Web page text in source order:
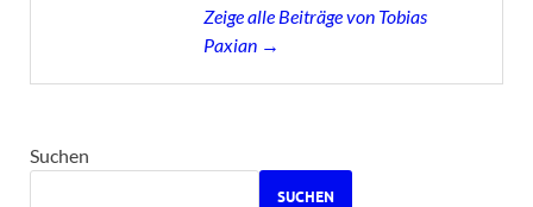
Zeige alle Beiträge von Tobias
Paxian →
Suchen
SUCHEN